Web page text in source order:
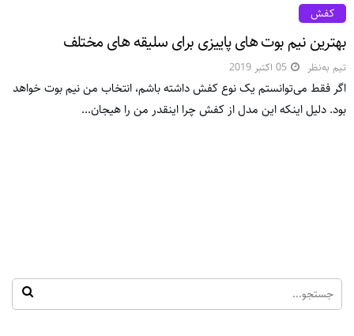
کفش
بهترین نیم بوت های پاییزی برای سلیقه های مختلف
تیم به‌نظر 05 اکتبر 2019
اگر فقط می‌توانستم یک نوع کفش داشته باشم، انتخاب من نیم بوت خواهد
بود. دلیل اینکه این مدل از کفش چرا اینقدر من را هیجان...